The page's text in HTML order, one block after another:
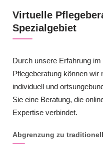
Virtuelle
Spezialgebiet
Durch unsere Erfahrung
Pflegeberatung können wir
individuell und
Sie eine Beratung, die
Expertise verbindet.
Abgrenzung zu